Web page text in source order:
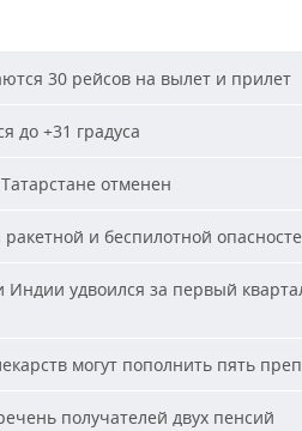
30 рейсов на вылет и прилет
до +31 градуса
отменен
и беспилотной
Индии удвоился за первый
могут пополнить пять
получателей двух пенсий